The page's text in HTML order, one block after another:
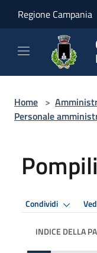
Regione Campania
Home >
Personale
Condividi
INDICE DELLA